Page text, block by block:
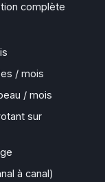
complète
/ mois
/ mois
sur
à canal)